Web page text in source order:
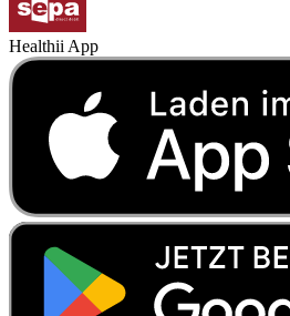
Healthii App